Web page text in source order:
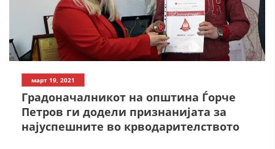
март 19, 2021
Градоначалникот на општина Ѓорче
Петров ги додели признанијата за
најуспешните во крводарителството